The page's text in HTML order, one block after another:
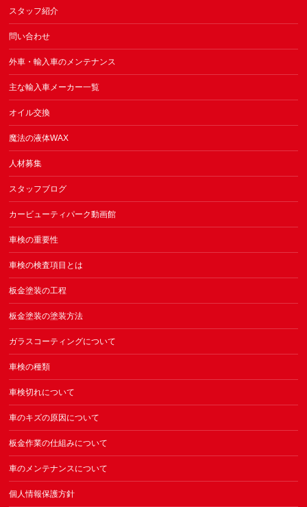
スタッフ紹介
問い合わせ
外車・輸入車のメンテナンス
主な輸入車メーカー一覧
オイル交換
魔法の液体WAX
人材募集
スタッフブログ
カービューティパーク動画館
車検の重要性
車検の検査項目とは
板金塗装の工程
板金塗装の塗装方法
ガラスコーティングについて
車検の種類
車検切れについて
車のキズの原因について
板金作業の仕組みについて
車のメンテナンスについて
個人情報保護方針